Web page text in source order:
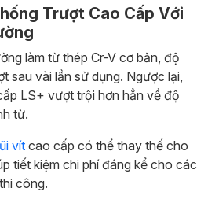
Trượt Cao Cấp Với
làm từ thép Cr-V cơ bản, độ
sau vài lần sử dụng. Ngược lại,
LS+ vượt trội hơn hẳn về độ
từ.
vítcao cấp có thể thay thế cho
tiết kiệm chi phí đáng kể cho các
công.